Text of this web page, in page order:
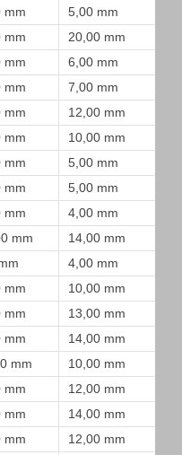
mm
5,00 mm
mm
20,00 mm
mm
6,00 mm
mm
7,00 mm
mm
12,00 mm
mm
10,00 mm
mm
5,00 mm
mm
5,00 mm
mm
4,00 mm
mm
14,00 mm
4,00 mm
mm
10,00 mm
mm
13,00 mm
mm
14,00 mm
mm
10,00 mm
mm
12,00 mm
mm
14,00 mm
mm
12,00 mm